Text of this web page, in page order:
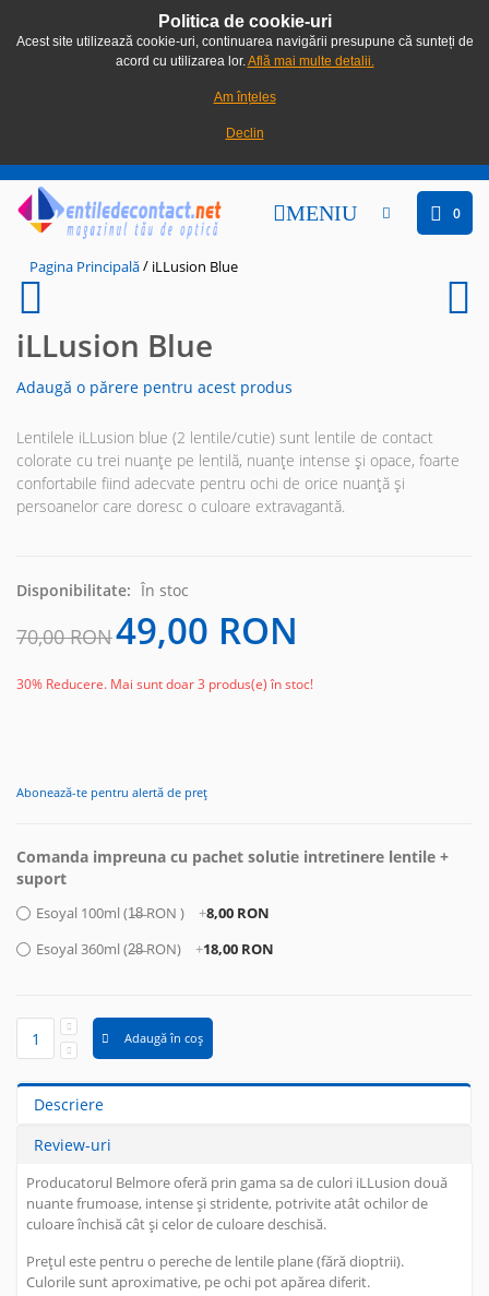
Politica de cookie-uri
Acest site utilizează cookie-uri, continuarea navigării presupune că sunteți de
acord cu utilizarea lor.Află mai multe detalii.
Am înțeles
Declin
0
MENIU
Pagina Principală/ iLLusion Blue
iLLusion Blue
Adaugă o părere pentru acest produs
Lentilele iLLusion blue (2 lentile/cutie) sunt lentile de contact
colorate cu trei nuanțe pe lentilă, nuanțe intense și opace, foarte
confortabile fiind adecvate pentru ochi de orice nuanță și
persoanelor care doresc o culoare extravagantă.
Disponibilitate: În stoc
70,00 RON49,00 RON
30% Reducere. Mai sunt doar 3 produs(e) în stoc!
Abonează-te pentru alertă de preț
Comanda impreuna cu pachet solutie intretinere lentile +
suport
Esoyal 100ml (1̶8̶ RON ) +8,00 RON
Esoyal 360ml (2̶8̶ RON)
+18,00 RON
Adaugă în coș
Descriere
Review-uri
Producatorul Belmore oferă prin gama sa de culori iLLusion două
nuante frumoase, intense și stridente, potrivite atât ochilor de
culoare închisă cât și celor de culoare deschisă.
Prețul este pentru o pereche de lentile plane (fără dioptrii).
Culorile sunt aproximative, pe ochi pot apărea diferit.